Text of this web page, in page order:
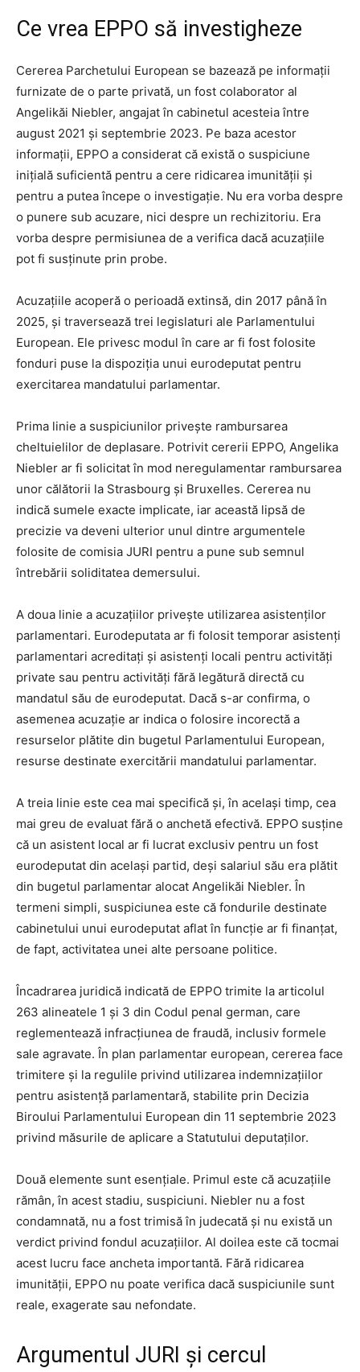
Ce vrea EPPO să investigheze
Cererea Parchetului European se bazează pe informații
furnizate de o parte privată, un fost colaborator al
Angelikăi Niebler, angajat în cabinetul acesteia între
august 2021 și septembrie 2023. Pe baza acestor
informații, EPPO a considerat că există o suspiciune
inițială suficientă pentru a cere ridicarea imunității și
pentru a putea începe o investigație. Nu era vorba despre
o punere sub acuzare, nici despre un rechizitoriu. Era
vorba despre permisiunea de a verifica dacă acuzațiile
pot fi susținute prin probe.
Acuzațiile acoperă o perioadă extinsă, din 2017 până în
2025, și traversează trei legislaturi ale Parlamentului
European. Ele privesc modul în care ar fi fost folosite
fonduri puse la dispoziția unui eurodeputat pentru
exercitarea mandatului parlamentar.
Prima linie a suspiciunilor privește rambursarea
cheltuielilor de deplasare. Potrivit cererii EPPO, Angelika
Niebler ar fi solicitat în mod neregulamentar rambursarea
unor călătorii la Strasbourg și Bruxelles. Cererea nu
indică sumele exacte implicate, iar această lipsă de
precizie va deveni ulterior unul dintre argumentele
folosite de comisia JURI pentru a pune sub semnul
întrebării soliditatea demersului.
A doua linie a acuzațiilor privește utilizarea asistenților
parlamentari. Eurodeputata ar fi folosit temporar asistenți
parlamentari acreditați și asistenți locali pentru activități
private sau pentru activități fără legătură directă cu
mandatul său de eurodeputat. Dacă s-ar confirma, o
asemenea acuzație ar indica o folosire incorectă a
resurselor plătite din bugetul Parlamentului European,
resurse destinate exercitării mandatului parlamentar.
A treia linie este cea mai specifică și, în același timp, cea
mai greu de evaluat fără o anchetă efectivă. EPPO susține
că un asistent local ar fi lucrat exclusiv pentru un fost
eurodeputat din același partid, deși salariul său era plătit
din bugetul parlamentar alocat Angelikăi Niebler. În
termeni simpli, suspiciunea este că fondurile destinate
cabinetului unui eurodeputat aflat în funcție ar fi finanțat,
de fapt, activitatea unei alte persoane politice.
Încadrarea juridică indicată de EPPO trimite la articolul
263 alineatele 1 și 3 din Codul penal german, care
reglementează infracțiunea de fraudă, inclusiv formele
sale agravate. În plan parlamentar european, cererea face
trimitere și la regulile privind utilizarea indemnizațiilor
pentru asistență parlamentară, stabilite prin Decizia
Biroului Parlamentului European din 11 septembrie 2023
privind măsurile de aplicare a Statutului deputaților.
Două elemente sunt esențiale. Primul este că acuzațiile
rămân, în acest stadiu, suspiciuni. Niebler nu a fost
condamnată, nu a fost trimisă în judecată și nu există un
verdict privind fondul acuzațiilor. Al doilea este că tocmai
acest lucru face ancheta importantă. Fără ridicarea
imunității, EPPO nu poate verifica dacă suspiciunile sunt
reale, exagerate sau nefondate.
Argumentul JURI și cercul